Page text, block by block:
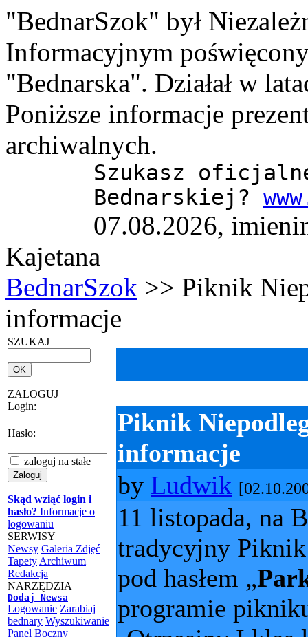
"BednarSzok" był
Informacyjnym
"Bednarska". Działał w
Poniższe informacje
archiwalnych.
Szukasz
Bednarskiej?
07.08.2026,
Kajetana
BednarSzok >> Piknik
informacje
SZUKAJ
ZALOGUJ
Login:
Hasło:
zaloguj na stałe
Skąd wziąć login i
hasło? Informacje o
logowaniu
SERWISY
Newsy Galeria Zdjęć
Tapety Archiwum
Redakcja
NARZĘDZIA
Dodaj Newsa
Logowanie Zarabiaj
bednary Wyszukiwanie
Panel Boczny
Piknik
informacje
by Ludwik
11 listopada, na
tradycyjny
pod hasłem „
programie